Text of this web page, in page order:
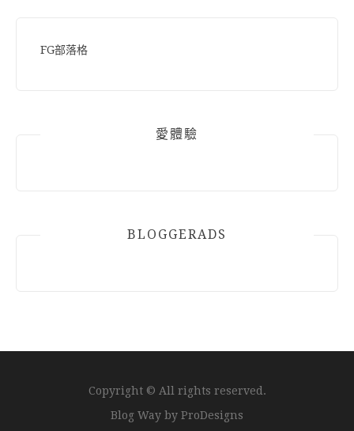
FG部落格
愛體驗
BLOGGERADS
Copyright © All rights reserved.
Blog Way by ProDesigns